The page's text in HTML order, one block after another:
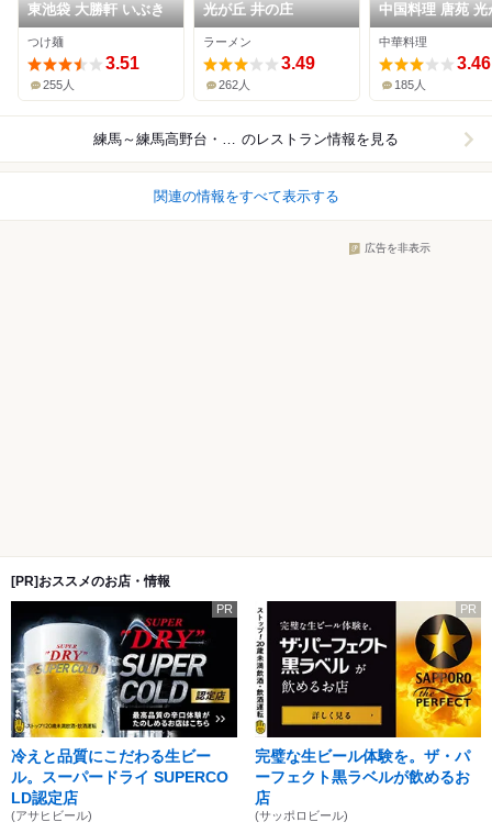
東池袋 大勝軒 いぶき
つけ麺
3.51
255人
光が丘 井の庄
ラーメン
3.49
262人
中国料理 唐苑 光
IMA店
中華料理
3.46
185人
練馬～練馬高野台・光が丘 のレストラン情報を見る
関連の情報をすべて表示する
広告を非表示
[PR]おススメのお店・情報
PR
冷えと品質にこだわる生ビー
ル。スーパードライ SUPERCO
LD認定店
(アサヒビール)
PR
完璧な生ビール体験を。ザ・パ
ーフェクト黒ラベルが飲めるお
店
(サッポロビール)